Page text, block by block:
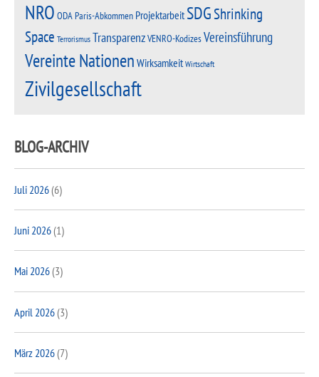
NRO ODAParis-Abkommen ProjektarbeitSDGShrinking
Space TerrorismusTransparenzVENRO-KodizesVereinsführung
Vereinte Nationen Wirksamkeit Wirtschaft
Zivilgesellschaft
BLOG-ARCHIV
Juli 2026(6)
Juni 2026(1)
Mai 2026(3)
April 2026(3)
März 2026(7)